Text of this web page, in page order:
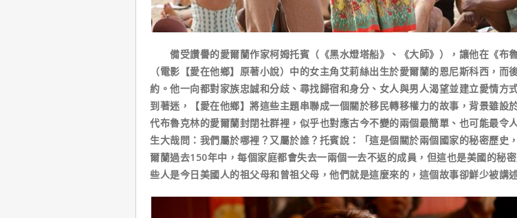
備受讚譽的愛爾蘭作家柯姆托賓（《黑水燈塔船》、《大師》），讓他在《布魯
（電影【愛在他鄉】原著小說）中的女主角艾莉絲出生於愛爾蘭的恩尼斯科西，而
約。他一向都對家族忠誠和分歧、尋找歸宿和身分、女人與男人渴望並建立愛情方
到著迷，【愛在他鄉】將這些主題串聯成一個關於移民轉移權力的故事，背景雖設
代布魯克林的愛爾蘭封閉社群裡，似乎也對應古今不變的兩個最簡單、也可能最令
生大哉問：我們屬於哪裡？又屬於誰？托賓說：「這是個關於兩個國家的秘密歷史
爾蘭過去150年中，每個家庭都會失去一兩個一去不返的成員，但這也是美國的秘
些人是今日美國人的祖父母和曾祖父母，他們就是這麼來的，這個故事卻鮮少被講述